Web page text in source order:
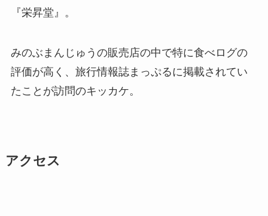
『栄昇堂』。
みのぶまんじゅうの販売店の中で特に食べログの
評価が高く、旅行情報誌まっぷるに掲載されてい
たことが訪問のキッカケ。
アクセス